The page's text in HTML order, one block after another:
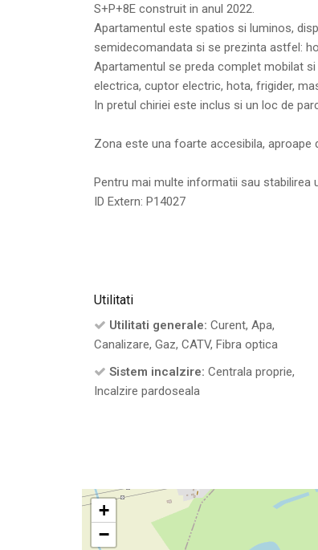
S+P+8E construit in anul 2022.
Apartamentul este spatios si luminos,
semidecomandata si se prezinta astfel:
Apartamentul se preda complet mobilat
electrica, cuptor electric, hota, frigider,
In pretul chiriei este inclus si un loc de
Zona este una foarte accesibila, aproape
Pentru mai multe informatii sau stabilirea
ID Extern: P14027
Utilitati
Utilitati generale: Curent, Apa,
Canalizare, Gaz, CATV, Fibra optica
Sistem incalzire: Centrala proprie,
Incalzire pardoseala
+
−